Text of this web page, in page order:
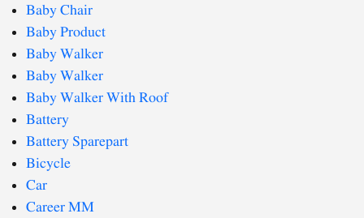
Baby Chair
Baby Product
Baby Walker
Baby Walker
Baby Walker With Roof
Battery
Battery Sparepart
Bicycle
Car
Career MM